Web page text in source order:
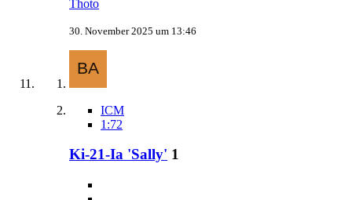
Thoto
30. November 2025 um 13:46
ICM
1:72
Ki-21-Ia 'Sally' 1